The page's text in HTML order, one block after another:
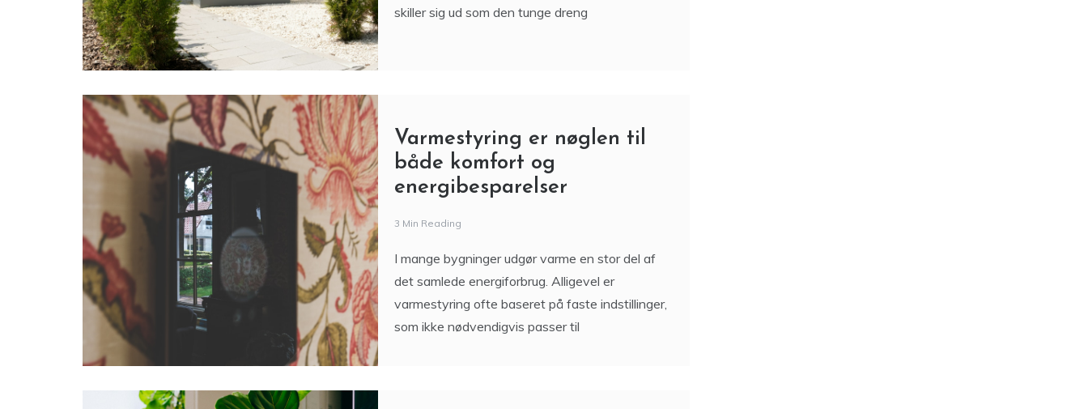
skiller sig ud som den tunge dreng
Varmestyring er nøglen til
både komfort og
energibesparelser
3 Min Reading
I mange bygninger udgør varme en stor del af
det samlede energiforbrug. Alligevel er
varmestyring ofte baseret på faste indstillinger,
som ikke nødvendigvis passer til